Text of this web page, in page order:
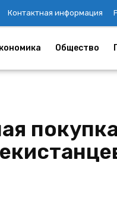
Контактная информация
Общество